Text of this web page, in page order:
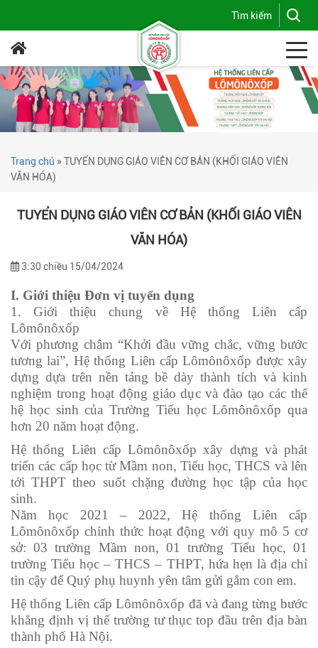
Trang chủ » TUYỂN DỤNG GIÁO VIÊN CƠ BẢN (KHỐI GIÁO VIÊN
VĂN HÓA)
TUYỂN DỤNG GIÁO VIÊN CƠ BẢN (KHỐI GIÁO VIÊN
VĂN HÓA)
3:30 chiều 15/04/2024
I. Giới thiệu Đơn vị tuyển dụng
1. Giới thiệu chung về Hệ thống Liên cấp
Lômônôxốp
Với phương châm “Khởi đầu vững chắc, vững bước
tương lai”, Hệ thống Liên cấp Lômônôxốp được xây
dựng dựa trên nền tảng bề dày thành tích và kinh
nghiệm trong hoạt động giáo dục và đào tạo các thế
hệ học sinh của Trường Tiểu học Lômônôxốp qua
hơn 20 năm hoạt động.
Hệ thống Liên cấp Lômônôxốp xây dựng và phát
triển các cấp học từ Mầm non, Tiểu học, THCS và lên
tới THPT theo suốt chặng đường học tập của học
sinh.
Năm học 2021 – 2022, Hệ thống Liên cấp
Lômônôxốp chính thức hoạt động với quy mô 5 cơ
sở: 03 trường Mầm non, 01 trường Tiểu học, 01
trường Tiểu học – THCS – THPT, hứa hẹn là địa chỉ
tin cậy để Quý phụ huynh yên tâm gửi gắm con em.
Hệ thống Liên cấp Lômônôxốp đã và đang từng bước
khẳng định vị thế trường tư thục top đầu trên địa bàn
thành phố Hà Nội.